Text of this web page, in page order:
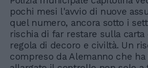
pochi mesi l'avvio di nuove
quel numero, ancora sotto i
rischia di far restare sulla carta
regola di decoro e civiltà. Un
compreso da Alemanno che ha